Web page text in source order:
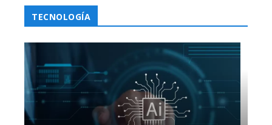
TECNOLOGÍA